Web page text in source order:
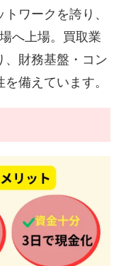
ワークを誇り、
へ上場。買取業
、財務基盤・コン
備えています。